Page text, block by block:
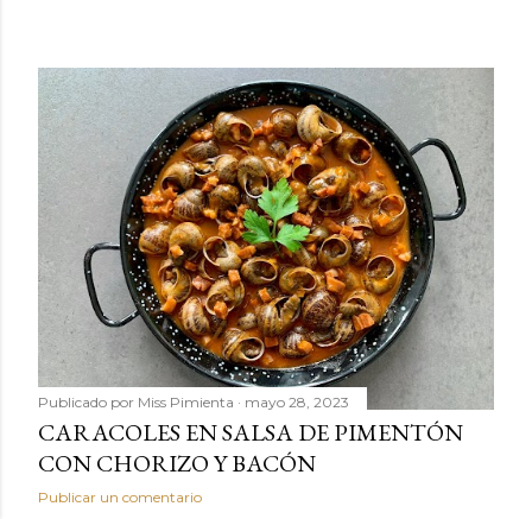
Publicado por Miss Pimienta mayo 28, 2023
CARACOLES EN SALSA DE PIMENTÓN
CON CHORIZO Y BACÓN
Publicar un comentario